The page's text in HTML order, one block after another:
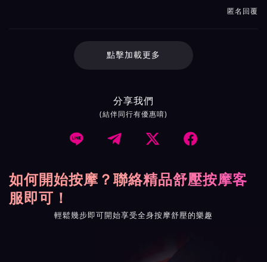
匿名回覆
點擊加載更多
分享我們
(結伴同行有優惠唷)
   
如何開始按摩？聯絡精品舒壓按摩客
服即可！
輕鬆幾步即可開始享受全身按摩舒壓的樂趣